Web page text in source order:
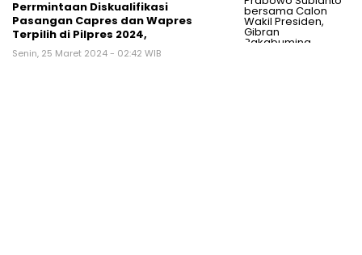
Perrmintaan Diskualifikasi
Pasangan Capres dan Wapres
Terpilih di Pilpres 2024,
Senin, 25 Maret 2024 - 02:42 WIB